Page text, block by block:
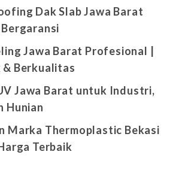
Dak Slab Jawa Barat
Jawa Barat Profesional |
& Berkualitas
Jawa Barat untuk Industri,
Hunian
Marka Thermoplastic Bekasi
Terbaik